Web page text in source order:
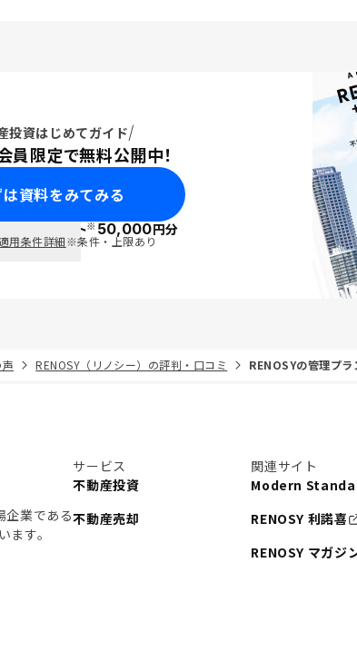
投資はじめてガイド
員限定で無料公開中！
は資料をみてみる
ポイント※50,000円分
用条件詳細※条件・上限あり
RENOSY（リノシー）の評判・口コミ RENOSYの管理プ
企業である
す。
サービス
不動産投資
不動産売却
関連サイト
Modern
RENOSY 利諾喜
RENOSY マガジ